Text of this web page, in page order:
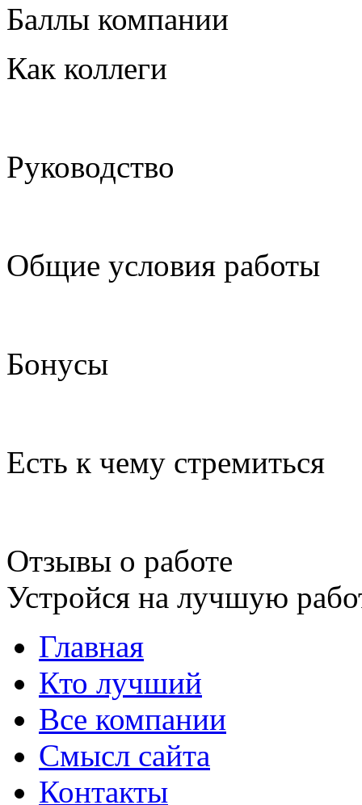
Баллы компании
Как коллеги
Руководство
Общие условия работы
Бонусы
Есть к чему стремиться
Отзывы о работе
Устройся на лучшую
Главная
Кто лучший
Все компании
Смысл сайта
Контакты